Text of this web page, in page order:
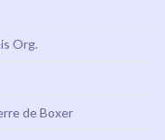
Org.
de Boxer